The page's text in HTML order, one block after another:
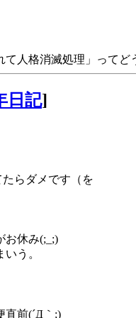
て人格消滅処理」ってど
日記]
らダメです（を
お休み(;_;)
う。
直前(´Д｀;)